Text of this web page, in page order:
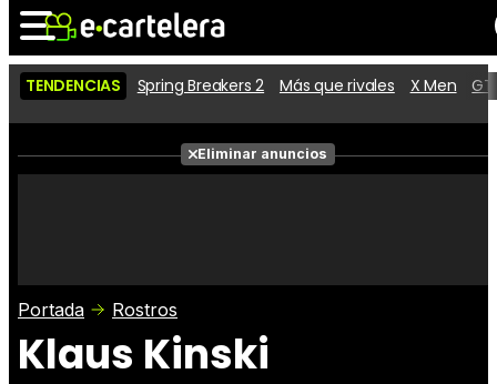
Noticias Cartelera
Películas
Críticas
TENDENCIAS Spring Breakers 2 Más que rivales X Men
Eliminar anuncios
Portada Rostros
Klaus Kinski